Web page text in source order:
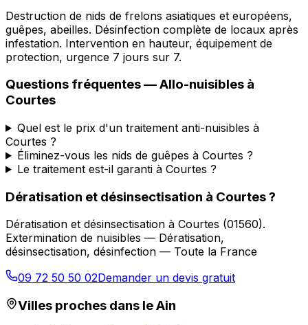
Destruction de nids de frelons asiatiques et européens,
guêpes, abeilles. Désinfection complète de locaux après
infestation. Intervention en hauteur, équipement de
protection, urgence 7 jours sur 7.
Questions fréquentes —Allo-nuisibles à
Courtes
Quel est le prix d'un traitement anti-nuisibles à
Courtes ?
Éliminez-vous les nids de guêpes à Courtes ?
Le traitement est-il garanti à Courtes ?
Dératisation et désinsectisation à Courtes?
Dératisation et désinsectisation à Courtes (01560).
Extermination de nuisibles — Dératisation,
désinsectisation, désinfection — Toute la France
09 72 50 50 02Demander un devis gratuit
Villes proches dans leAin